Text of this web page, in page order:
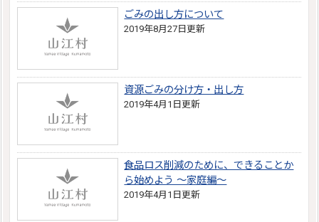
ごみの出し方について
2019年8月27日更新
資源ごみの分け方・出し方
2019年4月1日更新
食品ロス削減のために、できることか
ら始めよう ～家庭編～
2019年4月1日更新